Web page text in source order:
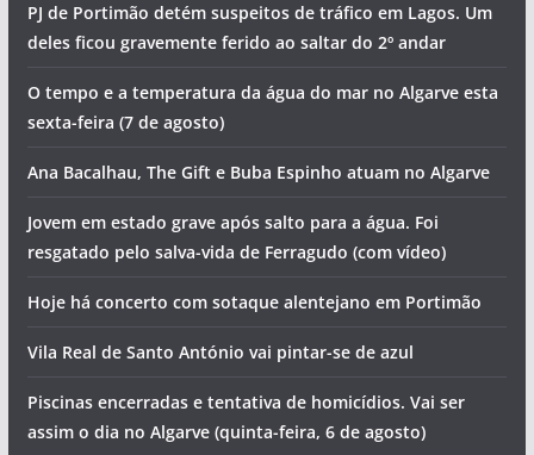
PJ de Portimão detém suspeitos de tráfico em Lagos. Um
deles ficou gravemente ferido ao saltar do 2º andar
O tempo e a temperatura da água do mar no Algarve esta
sexta-feira (7 de agosto)
Ana Bacalhau, The Gift e Buba Espinho atuam no Algarve
Jovem em estado grave após salto para a água. Foi
resgatado pelo salva-vida de Ferragudo (com vídeo)
Hoje há concerto com sotaque alentejano em Portimão
Vila Real de Santo António vai pintar-se de azul
Piscinas encerradas e tentativa de homicídios. Vai ser
assim o dia no Algarve (quinta-feira, 6 de agosto)